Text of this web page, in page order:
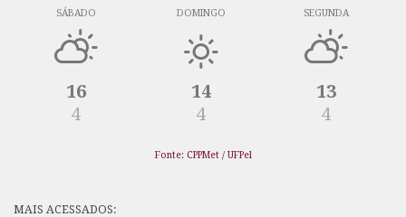
SÁBADO
16
4
DOMINGO
14
4
SEGUNDA
13
4
Fonte: CPPMet / UFPel
MAIS ACESSADOS: